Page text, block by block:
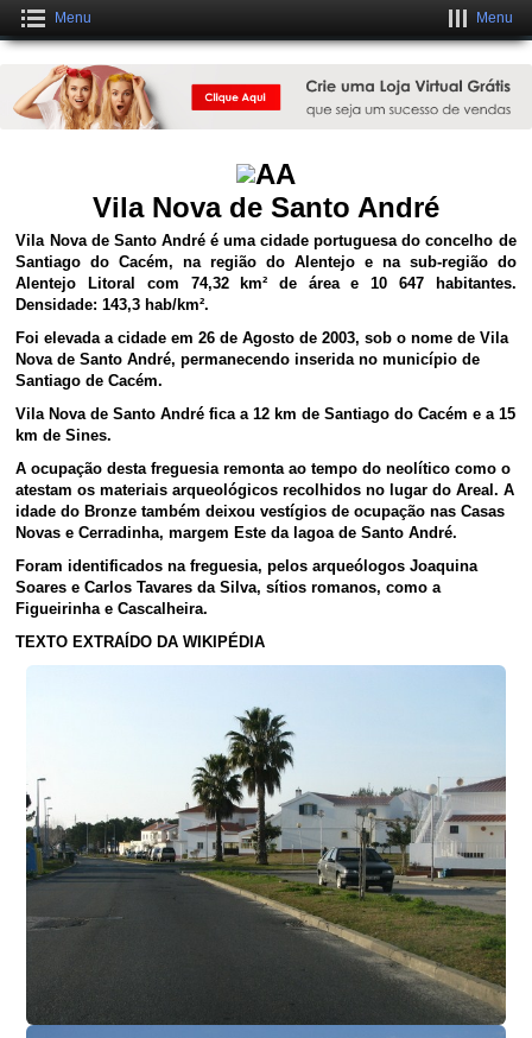
Menu Menu
Vila Nova de Santo André
Vila Nova de Santo André é uma cidade portuguesa do concelho de
Santiago do Cacém, na região do Alentejo e na sub-região do
Alentejo Litoral com 74,32 km² de área e 10 647 habitantes.
Densidade: 143,3 hab/km².
Foi elevada a cidade em 26 de Agosto de 2003, sob o nome de Vila
Nova de Santo André, permanecendo inserida no município de
Santiago de Cacém.
Vila Nova de Santo André fica a 12 km de Santiago do Cacém e a 15
km de Sines.
A ocupação desta freguesia remonta ao tempo do neolítico como o
atestam os materiais arqueológicos recolhidos no lugar do Areal. A
idade do Bronze também deixou vestígios de ocupação nas Casas
Novas e Cerradinha, margem Este da lagoa de Santo André.
Foram identificados na freguesia, pelos arqueólogos Joaquina
Soares e Carlos Tavares da Silva, sítios romanos, como a
Figueirinha e Cascalheira.
TEXTO EXTRAÍDO DA WIKIPÉDIA
Crie uma Loja Online Grátis